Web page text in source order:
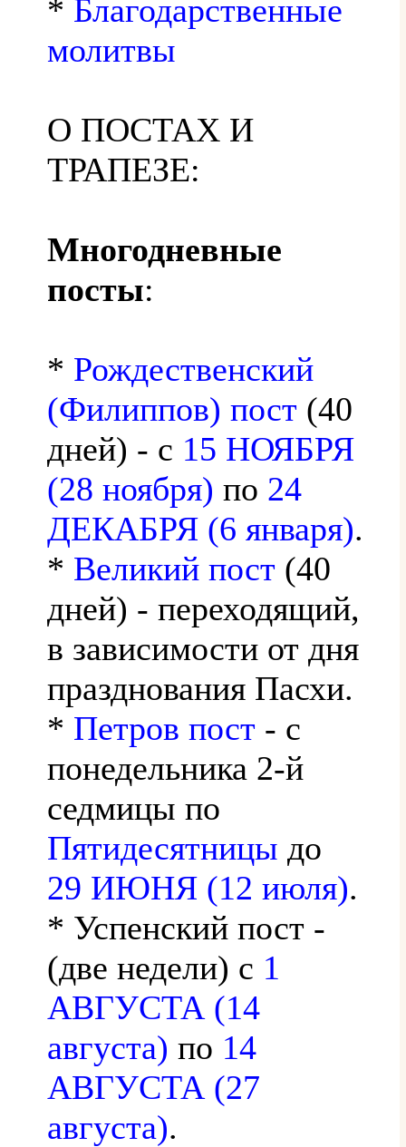
* Благодарственные
молитвы
О ПОСТАХ И
ТРАПЕЗЕ:
Многодневные
посты:
* Рождественский
(Филиппов) пост (40
дней) - с 15 НОЯБРЯ
(28 ноября) по 24
ДЕКАБРЯ (6 января).
* Великий пост (40
дней) - переходящий,
в зависимости от дня
празднования Пасхи.
* Петров пост - с
понедельника 2-й
седмицы по
Пятидесятницы до
29 ИЮНЯ (12 июля).
* Успенский пост -
(две недели) с 1
АВГУСТА (14
августа) по 14
АВГУСТА (27
августа).